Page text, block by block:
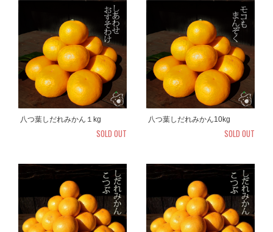
八つ葉しだれみかん１kg
SOLD OUT
八つ葉しだれみかん10kg
SOLD OUT